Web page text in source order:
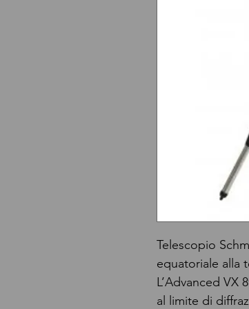
Telescopio
equatoriale alla
L’Advanced VX
al limite di